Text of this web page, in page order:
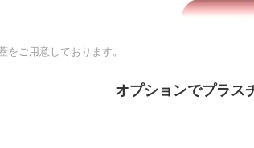
をご用意しております。
オプションでプラス